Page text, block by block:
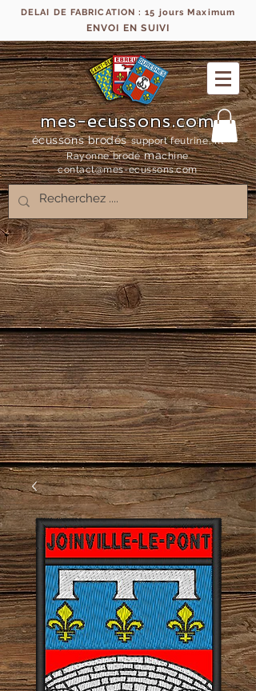
DELAI DE FABRICATION : 15 jours Maximum
ENVOI EN SUIVI
mes-ecussons.com
écussons brodés support feutrine, fil
Rayonne brodémachine
contact@mes-ecussons.com